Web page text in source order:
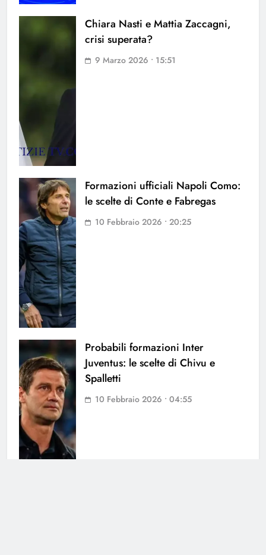
Chiara Nasti e Mattia Zaccagni,
crisi superata?
9 Marzo 2026 • 15:51
Formazioni ufficiali Napoli Como:
le scelte di Conte e Fabregas
10 Febbraio 2026 • 20:25
Probabili formazioni Inter
Juventus: le scelte di Chivu e
Spalletti
10 Febbraio 2026 • 04:55